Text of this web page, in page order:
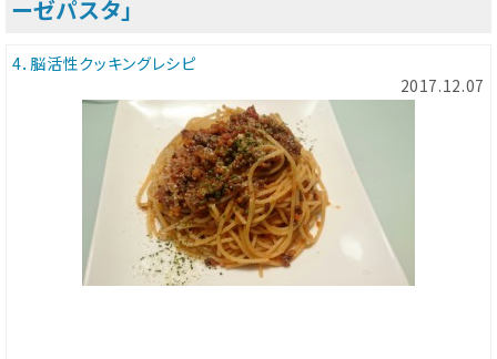
ーゼパスタ」
4．脳活性クッキングレシピ
2017.12.07